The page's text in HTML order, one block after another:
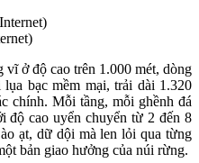
ở độ cao trên 1.000 mét, dòng
bạc mềm mại, trải dài 1.320
chính. Mỗi tầng, mỗi ghềnh đá
độ cao uyển chuyển từ 2 đến 8
ạt, dữ dội mà len lỏi qua từng
bản giao hưởng của núi rừng.